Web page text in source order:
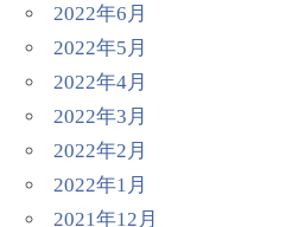
2022年6月
2022年5月
2022年4月
2022年3月
2022年2月
2022年1月
2021年12月